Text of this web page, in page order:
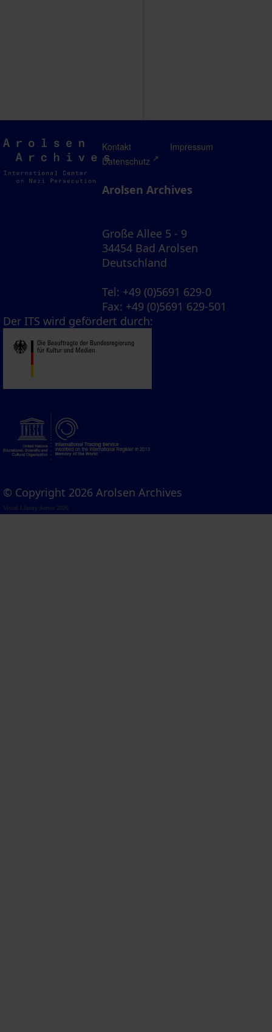
Arolsen
Archives
Kontakt
Impressum
Datenschutz
Arolsen Archives
Große Allee 5 - 9
34454 Bad Arolsen
Deutschland
Tel: +49 (0)5691 629-0
Fax: +49 (0)5691 629-501
Der ITS wird gefördert durch:
© Copyright 2026 Arolsen Archives
Visual Library Server 2026